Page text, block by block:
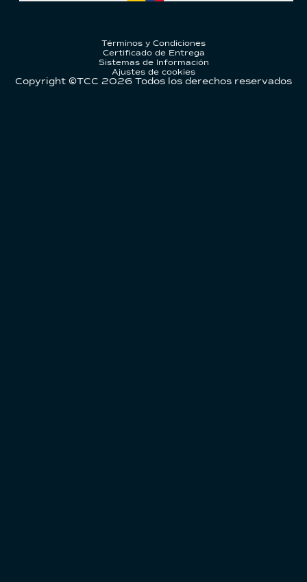
Términos y Condiciones
Certificado de Entrega
Sistemas de Información
Ajustes de cookies
Copyright ©TCC 2026 Todos los derechos reservados